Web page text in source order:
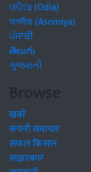
ଓଡିଆ (Odia)
অসমীয়া (Asomiya)
ਪੰਜਾਬੀ
తెలుగు
ગુજરાતી
Browse
खबरें
कंपनी समाचार
सफल किसान
साक्षात्कार